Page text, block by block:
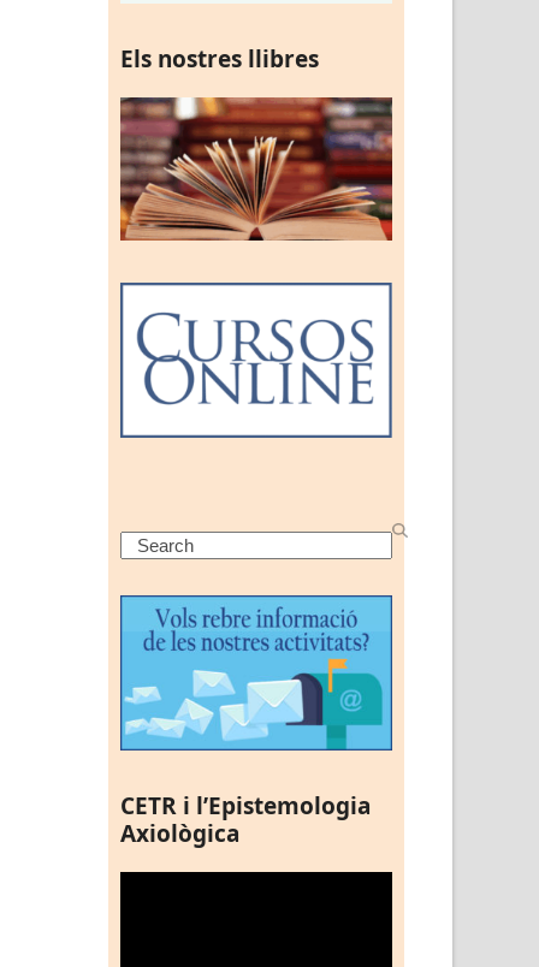
Els nostres llibres
Search
CETR i l’Epistemologia
Axiològica